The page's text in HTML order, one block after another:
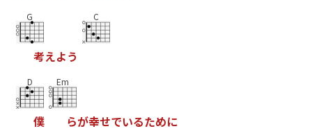
G
考えよう
C
D
僕
Em
らが幸せでいるために